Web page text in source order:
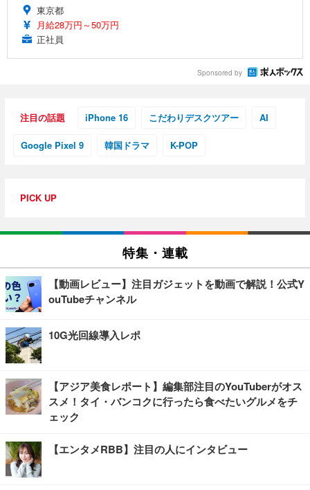
東京都
月給28万円～50万円
正社員
Sponsored by
注目の話題 iPhone 16 こだわりデスクツアー AI
Google Pixel 9 韓国ドラマ K-POP
PICK UP
特集・連載
【動画レビュー】注目ガジェットを動画で解説！公式Y
ouTubeチャンネル
10G光回線導入レポ
【アジア美食レポート】編集部注目のYouTuberがオス
スメ！タイ・バンコクに行ったら食べたいグルメをチ
ェック
【エンタメRBB】注目の人にインタビュー